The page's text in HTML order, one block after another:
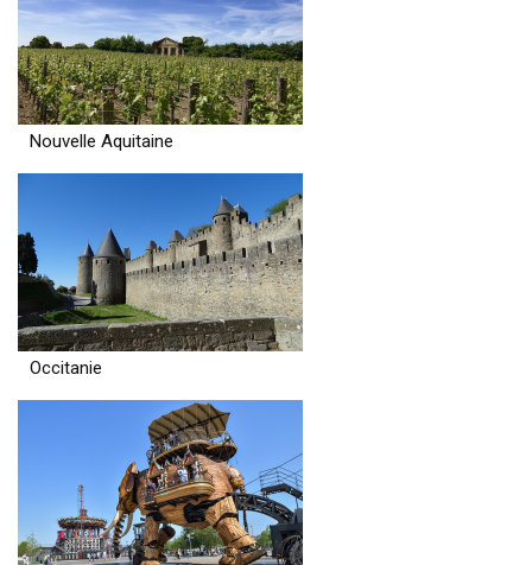
Nouvelle Aquitaine
Occitanie